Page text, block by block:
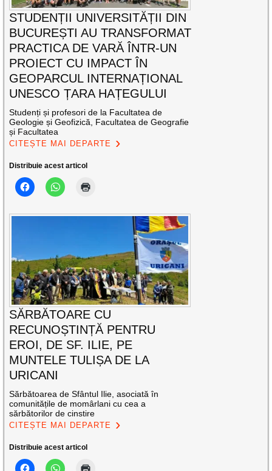
STUDENȚII UNIVERSITĂȚII DIN
BUCUREȘTI AU TRANSFORMAT
PRACTICA DE VARĂ ÎNTR-UN
PROIECT CU IMPACT ÎN
GEOPARCUL INTERNAȚIONAL
UNESCO ȚARA HAȚEGULUI
Studenți și profesori de la Facultatea de
Geologie și Geofizică, Facultatea de Geografie
și Facultatea
CITEȘTE MAI DEPARTE
Distribuie acest articol
SĂRBĂTOARE CU
RECUNOȘTINȚĂ PENTRU
EROI, DE SF. ILIE, PE
MUNTELE TULIȘA DE LA
URICANI
Sărbătoarea de Sfântul Ilie, asociată în
comunitățile de momârlani cu cea a
sărbătorilor de cinstire
CITEȘTE MAI DEPARTE
Distribuie acest articol